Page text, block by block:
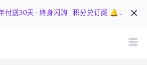
🔔🔔🔔 暑期特惠：年付送30天 · 终身闪购 · 积分兑订阅 🔔🔔🔔